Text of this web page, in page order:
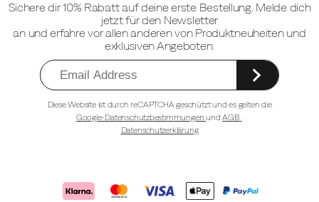
Sichere dir 10% Rabatt auf deine erste Bestellung. Melde dich
jetzt für den Newsletter
an und erfahre vor allen anderen von Produktneuheiten und
exklusiven Angeboten.
Diese Website ist durch reCAPTCHA geschützt und es gelten die
Google-DatenschutzbestimmungenundAGB
Datenschutzerklärung